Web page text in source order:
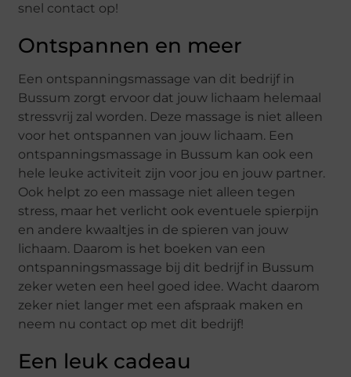
snel contact op!
Ontspannen en meer
Een ontspanningsmassage van dit bedrijf in
Bussum zorgt ervoor dat jouw lichaam helemaal
stressvrij zal worden. Deze massage is niet alleen
voor het ontspannen van jouw lichaam. Een
ontspanningsmassage in Bussum kan ook een
hele leuke activiteit zijn voor jou en jouw partner.
Ook helpt zo een massage niet alleen tegen
stress, maar het verlicht ook eventuele spierpijn
en andere kwaaltjes in de spieren van jouw
lichaam. Daarom is het boeken van een
ontspanningsmassage bij dit bedrijf in Bussum
zeker weten een heel goed idee. Wacht daarom
zeker niet langer met een afspraak maken en
neem nu contact op met dit bedrijf!
Een leuk cadeau